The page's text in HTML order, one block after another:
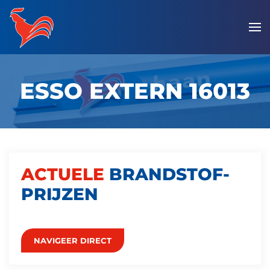
Overslaan
en
naar
inhoud
gaan
ESSO EXTERN 16013
ACTUELE BRANDSTOF­
PRIJZEN
NAVIGEER DIRECT